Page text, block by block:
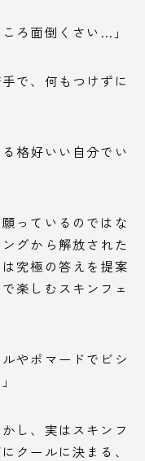
ろ面倒くさい…」
で、何もつけずに
格好いい自分でい
っているのではな
グから解放された
究極の答えを提案
楽しむスキンフェ
やポマードでビシ
し、実はスキンフ
クールに決まる、